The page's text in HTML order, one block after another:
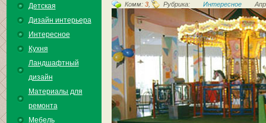
Детская
Дизайн интерьера
Интересное
Кухня
Ландшафтный
дизайн
Материалы для
ремонта
Мебель
Комм: 3, Рубрика: Интересное